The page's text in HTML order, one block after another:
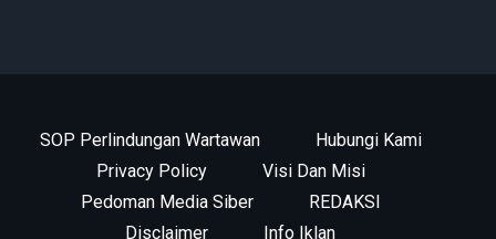
SOP Perlindungan Wartawan
Hubungi Kami
Privacy Policy
Visi Dan Misi
Pedoman Media Siber
REDAKSI
Disclaimer
Info Iklan